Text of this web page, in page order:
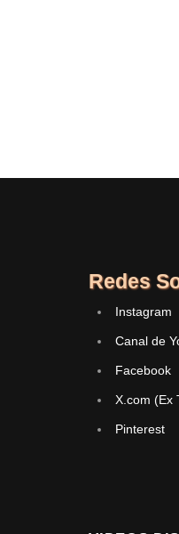
Redes
Instagram
Canal de
Facebook
X.com (Ex
Pinterest